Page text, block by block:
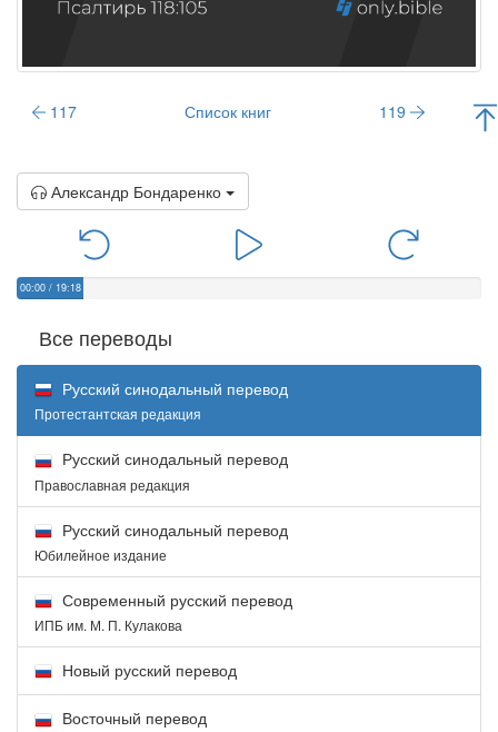
117 Список книг 119
Александр Бондаренко
00:00 / 19:18
Все переводы
Русский синодальный перевод
Протестантская редакция
Русский синодальный перевод
Православная редакция
Русский синодальный перевод
Юбилейное издание
Современный русский перевод
ИПБ им. М. П. Кулакова
Новый русский перевод
Восточный перевод